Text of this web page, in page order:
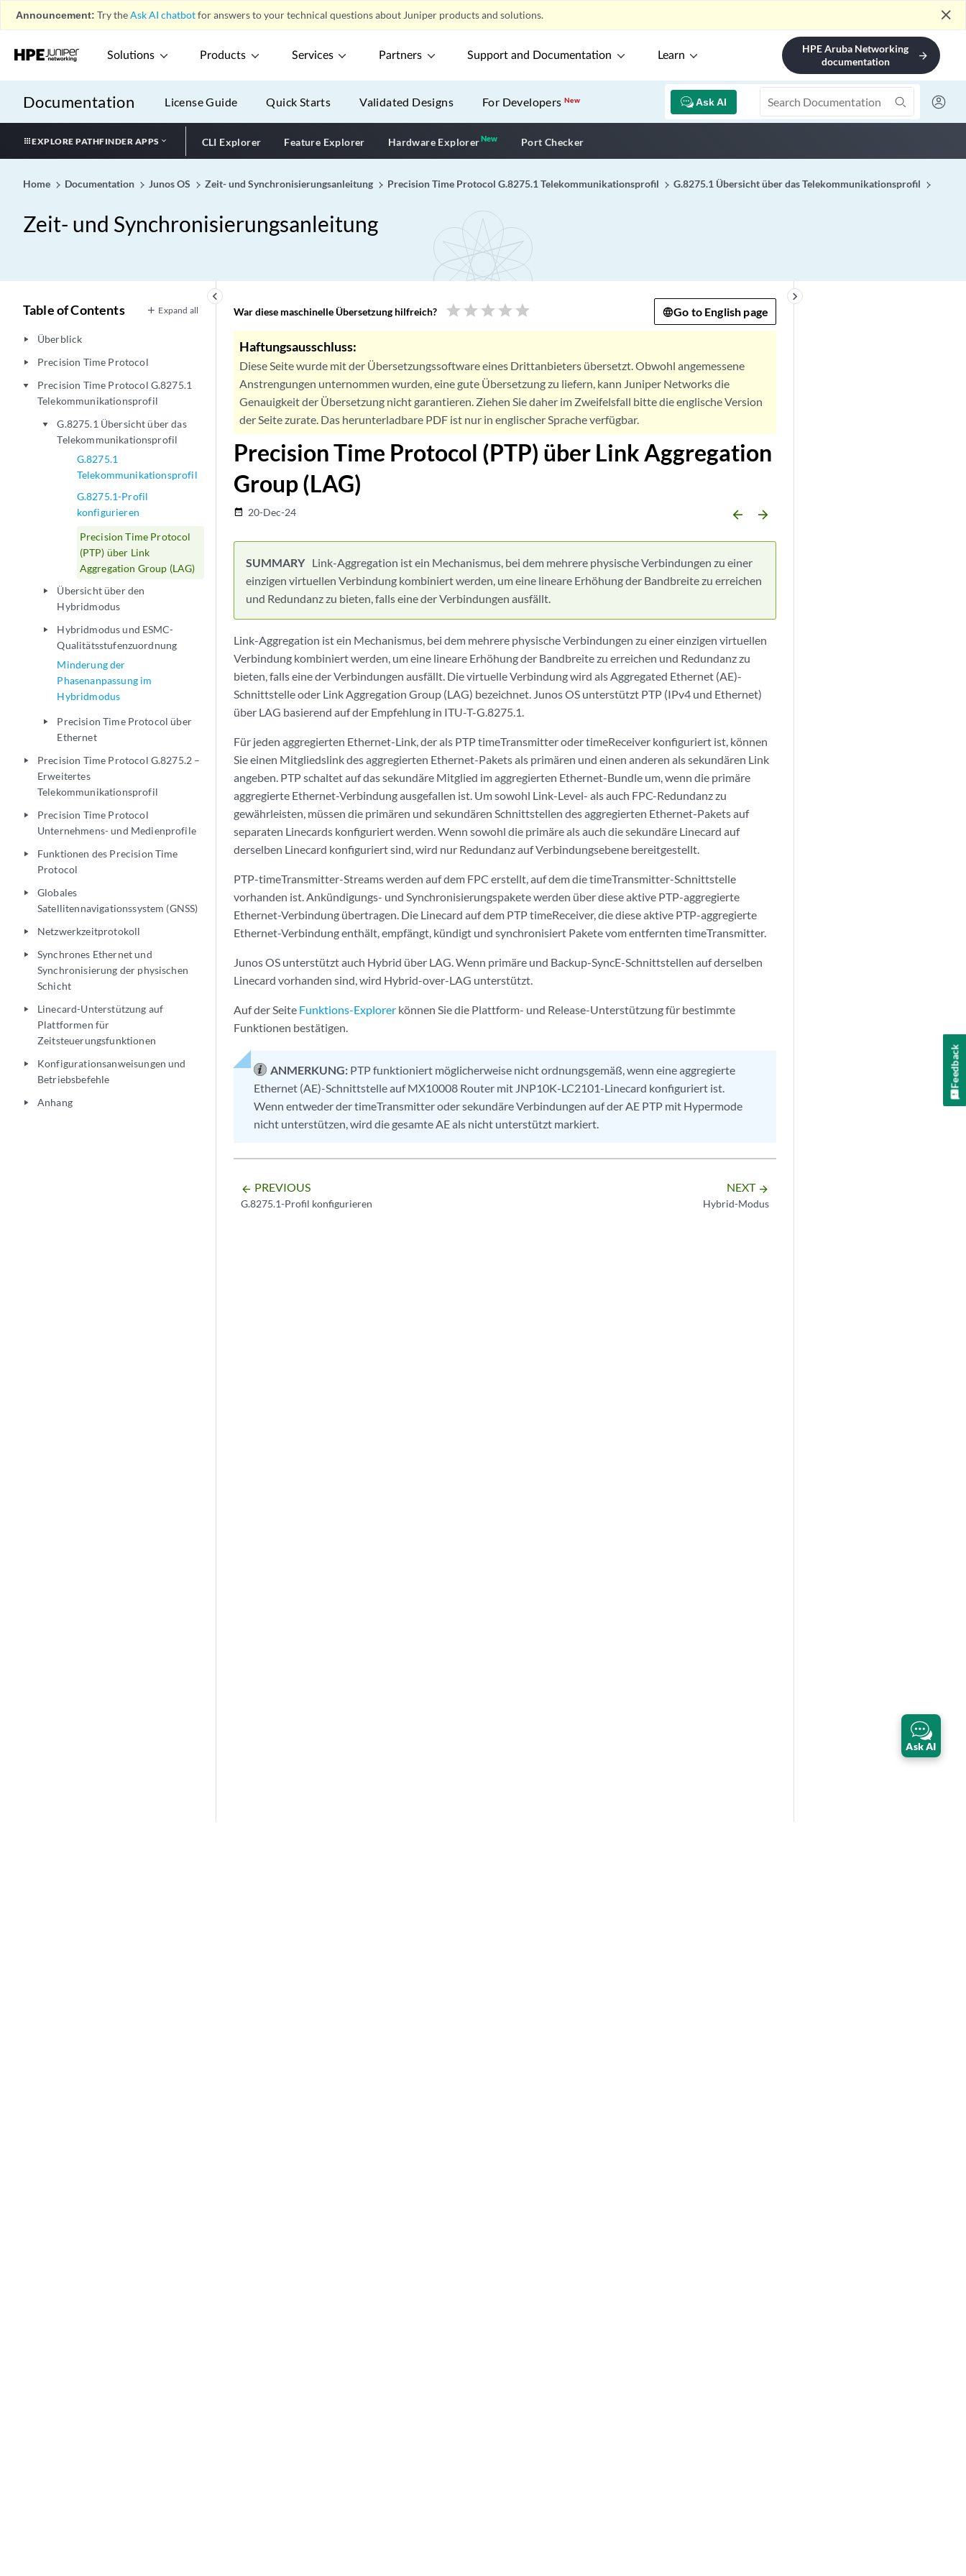
Announcement: Try theAsk AI chatbotfor answers to your technical questions about Juniper products and solutions. close
Solutions Products Services Partners Support and Documentation Learn
HPE Aruba Networking
documentation
arrow_forward
Documentation Ask AI
License Guide Quick Starts Validated Designs For DevelopersNew
EXPLORE PATHFINDER APPS CLI Explorer Feature Explorer Hardware ExplorerNewNew application
Port Checker
Home Documentation Junos OS Zeit- und Synchronisierungsanleitung Precision Time Protocol G.8275.1 Telekommunikationsprofil G.8275.1 Übersicht über das Telekommunikationsprofil
Zeit- und Synchronisierungsanleitung
keyboard_arrow_left
Table of Contents Expand all
play_arrow Überblick
play_arrow Precision Time Protocol
play_arrow
Precision Time Protocol G.8275.1
Telekommunikationsprofil
play_arrow
G.8275.1 Übersicht über das
Telekommunikationsprofil
G.8275.1
Telekommunikationsprofil
G.8275.1-Profil
konfigurieren
Precision Time Protocol
(PTP) über Link
Aggregation Group (LAG)
play_arrow
Übersicht über den
Hybridmodus
play_arrow
Hybridmodus und ESMC-
Qualitätsstufenzuordnung
Minderung der
Phasenanpassung im
Hybridmodus
play_arrow
Precision Time Protocol über
Ethernet
play_arrow
Precision Time Protocol G.8275.2 –
Erweitertes
Telekommunikationsprofil
play_arrow
Precision Time Protocol
Unternehmens- und Medienprofile
play_arrow
Funktionen des Precision Time
Protocol
play_arrow
Globales
Satellitennavigationssystem (GNSS)
play_arrow Netzwerkzeitprotokoll
play_arrow
Synchrones Ethernet und
Synchronisierung der physischen
Schicht
play_arrow
Linecard-Unterstützung auf
Plattformen für
Zeitsteuerungsfunktionen
play_arrow
Konfigurationsanweisungen und
Betriebsbefehle
play_arrow Anhang
keyboard_arrow_right
War diese maschinelle Übersetzung hilfreich? star star star star star Go to English page
Haftungsausschluss:
Diese Seite wurde mit der Übersetzungssoftware eines Drittanbieters übersetzt. Obwohl angemessene
Anstrengungen unternommen wurden, eine gute Übersetzung zu liefern, kann Juniper Networks die
Genauigkeit der Übersetzung nicht garantieren. Ziehen Sie daher im Zweifelsfall bitte die englische Version
der Seite zurate. Das herunterladbare PDF ist nur in englischer Sprache verfügbar.
Precision Time Protocol (PTP) über Link Aggregation
Group (LAG)
date_range 20-Dec-24 arrow_backward arrow_forward
Link-Aggregation ist ein Mechanismus, bei dem mehrere physische Verbindungen zu einer
einzigen virtuellen Verbindung kombiniert werden, um eine lineare Erhöhung der Bandbreite zu erreichen
und Redundanz zu bieten, falls eine der Verbindungen ausfällt.
Link-Aggregation ist ein Mechanismus, bei dem mehrere physische Verbindungen zu einer einzigen virtuellen
Verbindung kombiniert werden, um eine lineare Erhöhung der Bandbreite zu erreichen und Redundanz zu
bieten, falls eine der Verbindungen ausfällt. Die virtuelle Verbindung wird als Aggregated Ethernet (AE)-
Schnittstelle oder Link Aggregation Group (LAG) bezeichnet. Junos OS unterstützt PTP (IPv4 und Ethernet)
über LAG basierend auf der Empfehlung in ITU-T-G.8275.1.
Für jeden aggregierten Ethernet-Link, der als PTP timeTransmitter oder timeReceiver konfiguriert ist, können
Sie einen Mitgliedslink des aggregierten Ethernet-Pakets als primären und einen anderen als sekundären Link
angeben. PTP schaltet auf das sekundäre Mitglied im aggregierten Ethernet-Bundle um, wenn die primäre
aggregierte Ethernet-Verbindung ausgefallen ist. Um sowohl Link-Level- als auch FPC-Redundanz zu
gewährleisten, müssen die primären und sekundären Schnittstellen des aggregierten Ethernet-Pakets auf
separaten Linecards konfiguriert werden. Wenn sowohl die primäre als auch die sekundäre Linecard auf
derselben Linecard konfiguriert sind, wird nur Redundanz auf Verbindungsebene bereitgestellt.
PTP-timeTransmitter-Streams werden auf dem FPC erstellt, auf dem die timeTransmitter-Schnittstelle
vorhanden ist. Ankündigungs- und Synchronisierungspakete werden über diese aktive PTP-aggregierte
Ethernet-Verbindung übertragen. Die Linecard auf dem PTP timeReceiver, die diese aktive PTP-aggregierte
Ethernet-Verbindung enthält, empfängt, kündigt und synchronisiert Pakete vom entfernten timeTransmitter.
Junos OS unterstützt auch Hybrid über LAG. Wenn primäre und Backup-SyncE-Schnittstellen auf derselben
Linecard vorhanden sind, wird Hybrid-over-LAG unterstützt.
Auf der Seite Funktions-Explorer können Sie die Plattform- und Release-Unterstützung für bestimmte
Funktionen bestätigen.
ANMERKUNG: PTP funktioniert möglicherweise nicht ordnungsgemäß, wenn eine aggregierte
Ethernet (AE)-Schnittstelle auf MX10008 Router mit JNP10K-LC2101-Linecard konfiguriert ist.
Wenn entweder der timeTransmitter oder sekundäre Verbindungen auf der AE PTP mit Hypermode
nicht unterstützen, wird die gesamte AE als nicht unterstützt markiert.
arrow_backward PREVIOUS
G.8275.1-Profil konfigurieren
NEXT arrow_forward
Hybrid-Modus
Ask AI
Feedback